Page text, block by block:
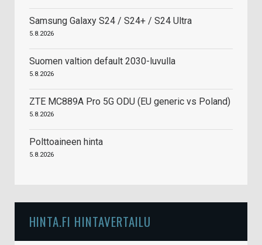
Samsung Galaxy S24 / S24+ / S24 Ultra
5.8.2026
Suomen valtion default 2030-luvulla
5.8.2026
ZTE MC889A Pro 5G ODU (EU generic vs Poland)
5.8.2026
Polttoaineen hinta
5.8.2026
HINTA.FI HINTAVERTAILU